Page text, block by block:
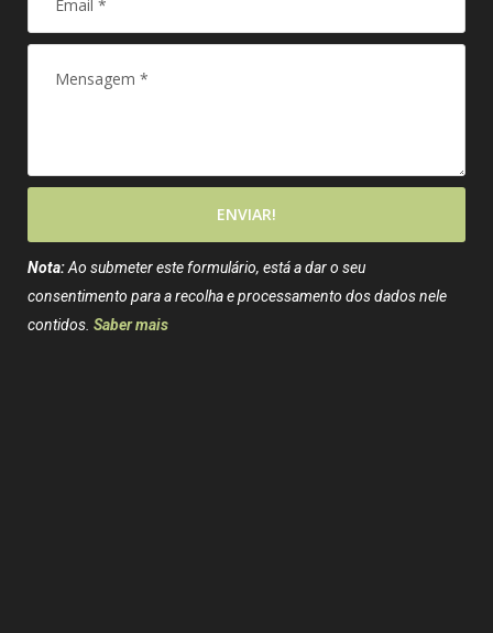
ENVIAR!
Nota:Ao submeter este formulário, está a dar o seu
consentimento para a recolha e processamento dos dados nele
contidos. Saber mais